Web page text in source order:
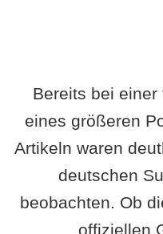
Bereits bei
eines größeren
Artikeln waren
deutschen
beobachten. Ob
offiziellen